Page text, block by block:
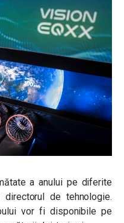
a anului pe diferite
de tehnologie.
vor fi disponibile pe